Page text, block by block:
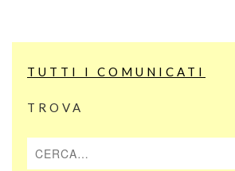
TUTTI I COMUNICATI
TROVA